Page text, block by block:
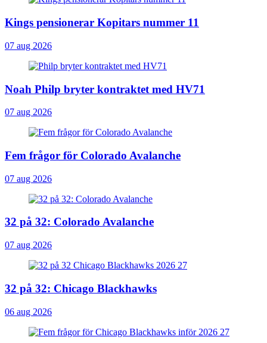
Kings pensionerar Kopitars nummer 11
07 aug 2026
Noah Philp bryter kontraktet med HV71
07 aug 2026
Fem frågor för Colorado Avalanche
07 aug 2026
32 på 32: Colorado Avalanche
07 aug 2026
32 på 32: Chicago Blackhawks
06 aug 2026